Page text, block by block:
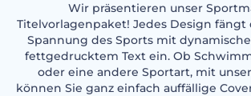
Wir präsentieren unser
Titelvorlagenpaket! Jedes Design fängt
Spannung des Sports mit
fettgedrucktem Text ein. Ob
oder eine andere Sportart, mit
können Sie ganz einfach auffällige